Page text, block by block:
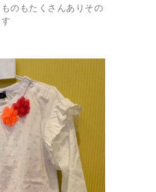
のもたくさんありその